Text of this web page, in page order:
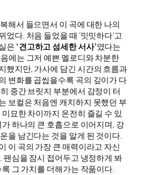
해서 들으면서 이 곡에 대한 나의
었다. 처음 들었을 때 ‘밋밋하다’고
은 ‘견고하고 섬세한 서사’였다는
에는 그저 예쁜 멜로디와 차분한
했지만, 가사에 담긴 시간의 흐름과
변화를 곱씹을수록 곡의 깊이가 다
중간 브릿지 부분에서 감정이 터
보컬은 처음엔 캐치하지 못했던 부
묘한 차이까지 온전히 즐길 수 있
하나의 큰 호흡으로 이어지며, 강
을 남긴다는 것을 알게 된 것이다.
이 곡의 가장 큰 매력이라고 자신
팬심을 잠시 접어두고 냉정하게 봐
그 가치를 더해가는 작품이다.